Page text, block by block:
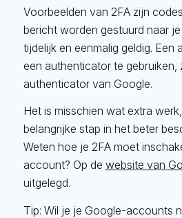
Voorbeelden van 2FA zijn
bericht worden gestuurd naar
tijdelijk en eenmalig geldig. Een
een authenticator te gebruiken,
authenticator van Google.
Het is misschien wat extra
belangrijke stap in het beter
Weten hoe je 2FA moet
account? Op de website van
uitgelegd.
Tip: Wil je je Google-accounts